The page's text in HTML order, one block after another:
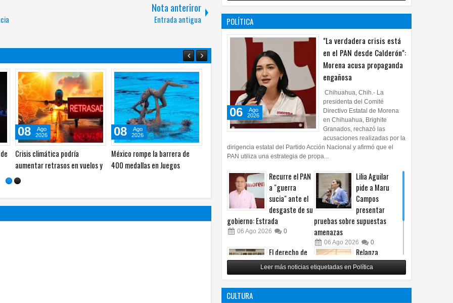
Nota anteriror
Entrada antigua
Entrega INFONAVIT primeras
Viviendas del Bienestar en San
Luis Potosí
08
Jul
2026
Presenta Infonavit avances de
programas prioritarios en la
15
Jun
2026
POLÍTICA
"La verdadera crisis está
en el PAN desde Calderón":
Morena acusa propaganda
engañosa
06
Ago
2026
Chihuahua, Chih.- La
presidenta del Comité
Directivo Estatal de Morena
en Chihuahua, Brighite
Granados, rechazó las
acusaciones realizadas por la
dirigencia estatal del Partido Acción Nacional y afirmó que el
PAN utiliza una estrategia de propa...
Recurre el PAN
a "guerra
sucia" ante el
desgaste de su
gobierno: Estrada
06 Ago 2026 0
Lilia Aguilar
pide a Maru
Campos
presentar
pruebas sobre supuestas
amenazas
06 Ago 2026 0
El derecho de
las audiencias
no es censura,
es un principio
constitucional: González
Relanza
Villalobos
programa de
afiliación del
Leer más noticias etiquetadas en Política
CULTURA